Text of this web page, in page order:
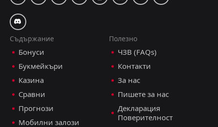
09 Aug
18:00
FT
02Aug
Шелбърн
Съдържание
Бонуси
Букмейкъри
Казина
Сравни
Прогнози
Мобилни залози
Полезно
ЧЗВ (FAQs)
Контакти
За нас
Пишете за нас
Декларация
Поверителност